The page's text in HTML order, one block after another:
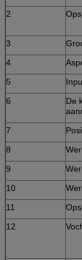
2
3
4
5
6
De
7
8
9
10
11
12